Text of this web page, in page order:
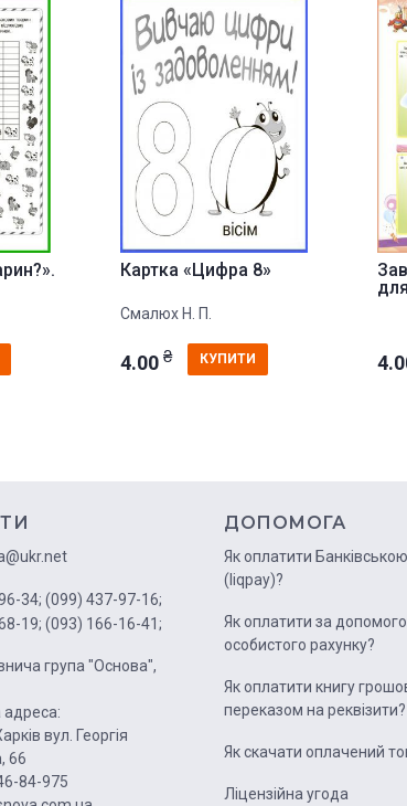
Картка «Цифра 8»
Смалюх Н. П.
4.00 ₴ КУПИТИ
34; (099) 437-97-16;
19; (093) 166-16-41;
група "Основа",
вул. Георгія
66
84-975
ДОПОМОГА
Як оплатити
(liqpay)?
Як оплатити за
особистого рахунку?
Як оплатити книгу
переказом на реквізити?
Як скачати оплачений
Ліцензійна угода